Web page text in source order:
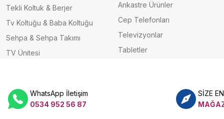
Tekli Koltuk & Berjer
Tv Koltuğu & Baba Koltuğu
Sehpa & Sehpa Takımı
TV Ünitesi
Ankastre Ürünler
Cep Telefonları
Televizyonlar
Tabletler
WhatsApp İletişim
0534 952 56 87
SİZE